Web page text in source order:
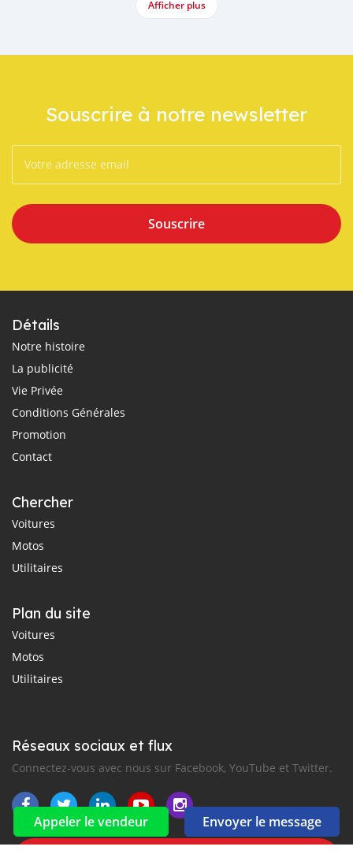
Appeler le vendeur Envoyer le message
Afficher plus
Souscrire à notre newsletter
Souscrire
Détails
Notre histoire
La publicité
Vie Privée
Conditions Générales
Promotion
Contact
Chercher
Voitures
Motos
Utilitaires
Plan du site
Voitures
Motos
Utilitaires
Réseaux sociaux et flux
Connectez-vous avec nous sur Facebook, YouTube et Twitter.